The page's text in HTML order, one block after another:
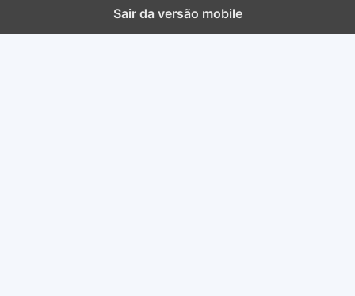
Sair da versão mobile